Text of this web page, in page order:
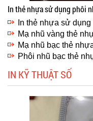
In thẻ nhựa sử dụng phôi
In thẻ nhựa sử
Mạ nhũ vàng thẻ
Mạ nhũ bạc thẻ
Phôi nhũ bạc thẻ
IN KỸ THUẬT SỐ